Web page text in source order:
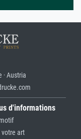
· Austria
d'informations
votre art